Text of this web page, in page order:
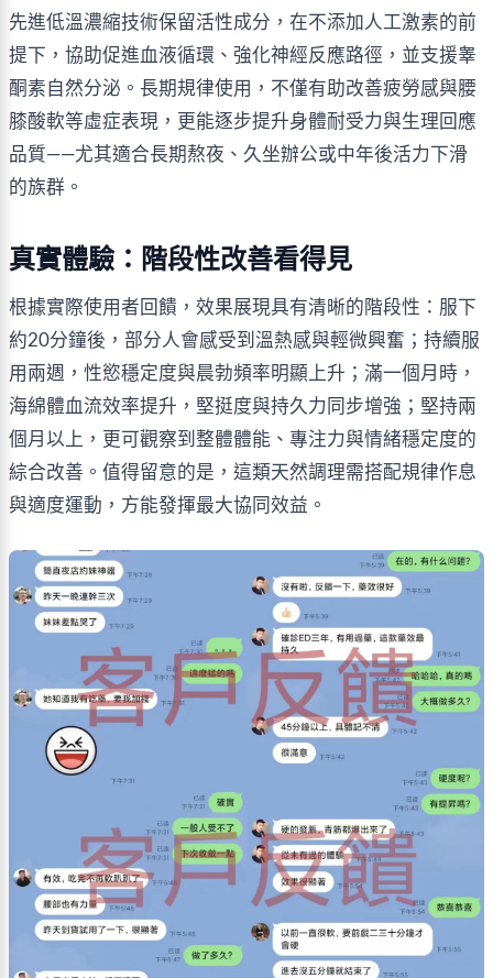
先進低溫濃縮技術保留活性成分，在不添加人工激素的前
提下，協助促進血液循環、強化神經反應路徑，並支援睾
酮素自然分泌。長期規律使用，不僅有助改善疲勞感與腰
膝酸軟等虛症表現，更能逐步提升身體耐受力與生理回應
品質——尤其適合長期熬夜、久坐辦公或中年後活力下滑
的族群。
真實體驗：階段性改善看得見
根據實際使用者回饋，效果展現具有清晰的階段性：服下
約20分鐘後，部分人會感受到溫熱感與輕微興奮；持續服
用兩週，性慾穩定度與晨勃頻率明顯上升；滿一個月時，
海綿體血流效率提升，堅挺度與持久力同步增強；堅持兩
個月以上，更可觀察到整體體能、專注力與情緒穩定度的
綜合改善。值得留意的是，這類天然調理需搭配規律作息
與適度運動，方能發揮最大協同效益。